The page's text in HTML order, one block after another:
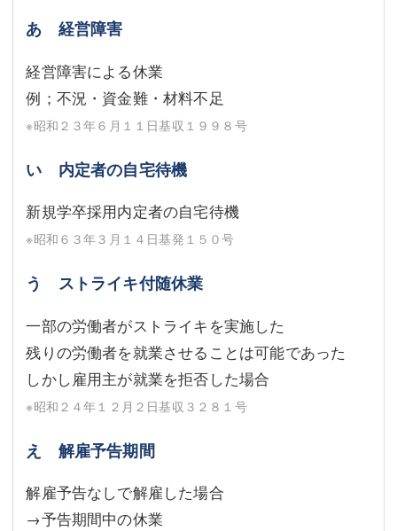
あ 経営障害
経営障害による休業
例；不況・資金難・材料不足
※昭和２３年６月１１日基収１９９８号
い 内定者の自宅待機
新規学卒採用内定者の自宅待機
※昭和６３年３月１４日基発１５０号
う ストライキ付随休業
一部の労働者がストライキを実施した
残りの労働者を就業させることは可能であった
しかし雇用主が就業を拒否した場合
※昭和２４年１２月２日基収３２８１号
え 解雇予告期間
解雇予告なしで解雇した場合
→予告期間中の休業